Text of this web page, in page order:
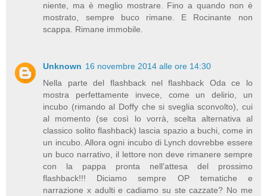
niente, ma è meglio mostrare. Fino a quando non è
mostrato, sempre buco rimane. E Rocinante non
scappa. Rimane immobile.
Unknown 16 novembre 2014 alle ore 14:30
Nella parte del flashback nel flashback Oda ce lo
mostra perfettamente invece, come un delirio, un
incubo (rimando al Doffy che si sveglia sconvolto), cui
al momento (se così lo vorrà, scelta alternativa al
classico solito flashback) lascia spazio a buchi, come in
un incubo. Allora ogni incubo di Lynch dovrebbe essere
un buco narrativo, il lettore non deve rimanere sempre
con la pappa pronta nell'attesa del prossimo
flashback!!! Diciamo sempre OP tematiche e
narrazione x adulti e cadiamo su ste cazzate? No me